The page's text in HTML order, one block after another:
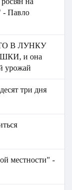
- Павло
В ЛУНКУ
и она
урожай
три дня
местности" -